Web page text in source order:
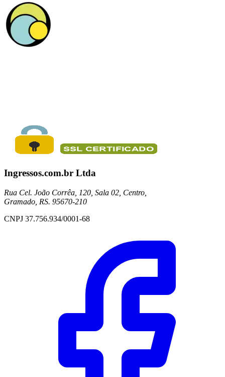
Ingressos.com.br Ltda
Rua Cel. João Corrêa, 120, Sala 02, Centro,
Gramado, RS. 95670-210
CNPJ 37.756.934/0001-68